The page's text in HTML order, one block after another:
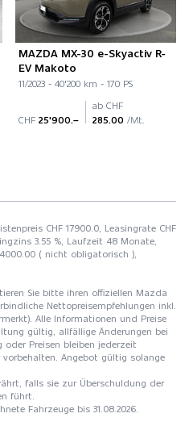
MAZDA MX-30 e-Skyactiv R-
EV Makoto
11/2023 - 40'200 km - 170 PS
CHF 25'900.–
ab CHF
285.00 /Mt.
CHF 17900.0, Leasingrate CHF
3.55 %, Laufzeit 48 Monate,
( nicht obligatorisch ),
Sie bitte ihren offiziellen Mazda
Nettopreisempfehlungen inkl.
Alle Informationen und Preise
gültig, allfällige Änderungen bei
Preisen bleiben jederzeit
Angebot gültig solange
falls sie zur Überschuldung der
führt.
Fahrzeuge bis 31.08.2026.